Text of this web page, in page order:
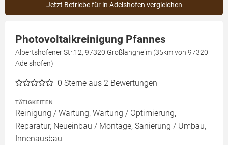
Jetzt Betriebe für in Adelshofen vergleichen
Photovoltaikreinigung Pfannes
Albertshofener Str.12, 97320 Großlangheim (35km von 97320
Adelshofen)
0 Sterne aus 2 Bewertungen
TÄTIGKEITEN
Reinigung / Wartung, Wartung / Optimierung,
Reparatur, Neueinbau / Montage, Sanierung / Umbau,
Innenausbau